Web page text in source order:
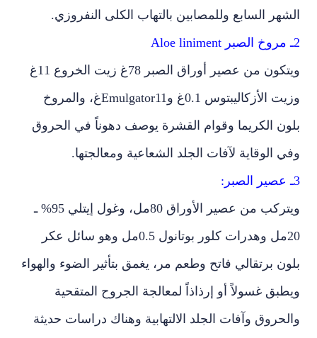
الشهر السابع وللمصابين بالتهاب الكلى النفروزي.
2ـ مروخ الصبر Aloe liniment
ويتكون من عصير أوراق الصبر 78غ زيت الخروع 11غ
وزيت الأزكاليبتوس 0.1غ وEmulgator11غ، والمروخ
بلون الكريما وقوام القشرة يوصف دهوناً في الحروق
وفي الوقاية لآفات الجلد الشعاعية ومعالجتها.
3ـ عصير الصبر:
ويتركب من عصير الأوراق 80مل، وغول إيتلي 95% ـ
20مل وهدرات كلور بوتانول 0.5مل وهو سائل عكر
بلون برتقالي فاتح وطعم مر، يغمق بتأثير الضوء والهواء
ويطبق غسولاً أو إرذاذاً لمعالجة الجروح المتقحية
والحروق وآفات الجلد الالتهابية وهناك دراسات حديثة